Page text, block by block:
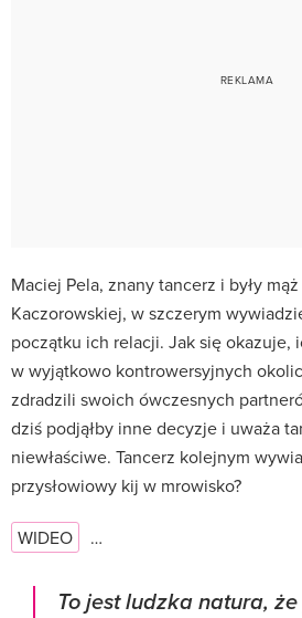
Maciej Pela, znany tancerz i były
Kaczorowskiej, w szczerym
początku ich relacji. Jak się okazuje,
w wyjątkowo kontrowersyjnych
zdradzili swoich ówczesnych
dziś podjąłby inne decyzje i uważa
niewłaściwe. Tancerz kolejnym
przysłowiowy kij w mrowisko?
WIDEO …
To jest ludzka natura,